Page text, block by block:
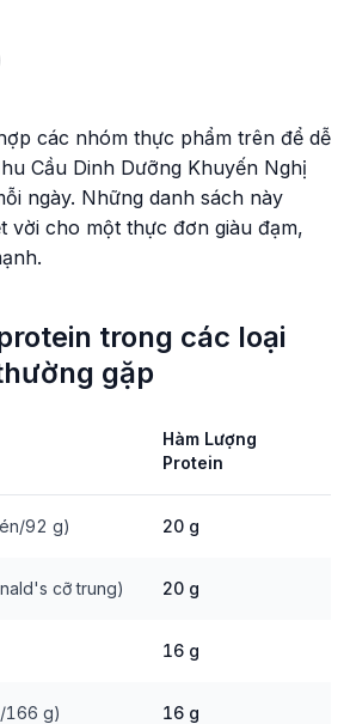
các nhóm thực phẩm trên để dễ
Cầu Dinh Dưỡng Khuyến Nghị
ngày. Những danh sách này
vời cho một thực đơn giàu đạm,
trong các loại
gặp
Hàm Lượng
Protein
92 g) 20 g
cỡ trung) 20 g
16 g
166 g) 16 g